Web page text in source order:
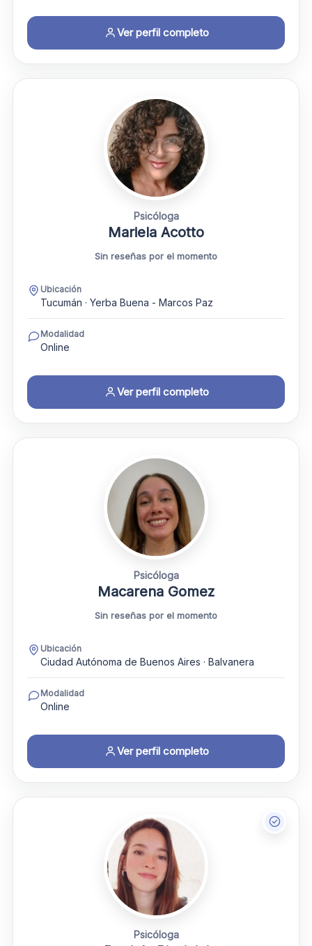
Ver perfil completo
Psicóloga
Mariela Acotto
Sin reseñas por el momento
Ubicación
Tucumán · Yerba Buena - Marcos Paz
Modalidad
Online
Ver perfil completo
Psicóloga
Macarena Gomez
Sin reseñas por el momento
Ubicación
Ciudad Autónoma de Buenos Aires · Balvanera
Modalidad
Online
Ver perfil completo
Psicóloga